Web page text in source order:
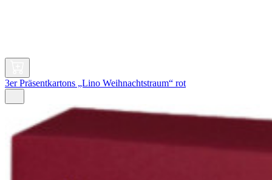
3er Präsentkartons „Lino Weihnachtstraum“ rot